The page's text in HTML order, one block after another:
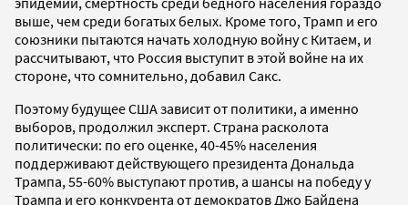
выше, чем среди богатых белых. Кроме того, Трамп и его
союзники пытаются начать холодную войну с Китаем, и
рассчитывают, что Россия выступит в этой войне на их
стороне, что сомнительно, добавил Сакс.
Поэтому будущее США зависит от политики, а именно
выборов, продолжил эксперт. Страна расколота
политически: по его оценке, 40-45% населения
поддерживают действующего президента Дональда
Трампа, 55-60% выступают против, а шансы на победу у
Трампа и его конкурента от демократов Джо Байдена